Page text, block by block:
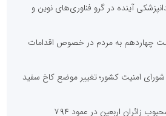
آینده در گرو فناوری‌های نوین و
چهاردهم به مردم در خصوص اقدامات
امنیت کشور؛ تغییر موضع کاخ سفید
زائران اربعین در عمود ۷۹۴